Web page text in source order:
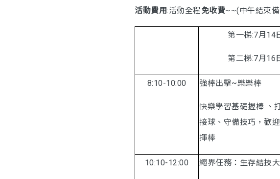
活動費用:活動全程免收費~~(中午結束
第一梯:7月14
第二梯:7月16
8:10-10:00 強棒出擊~樂樂棒
快樂學習基礎握棒 、
接球、守備技巧，歡
揮棒
10:10-12:00 繩界任務：生存結技